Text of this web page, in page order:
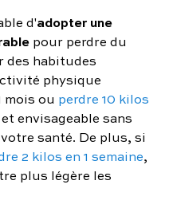
d'adopter une
pour perdre du
des habitudes
physique
mois ou perdre 10 kilos
envisageable sans
santé. De plus, si
2 kilos en 1 semaine,
plus légère les